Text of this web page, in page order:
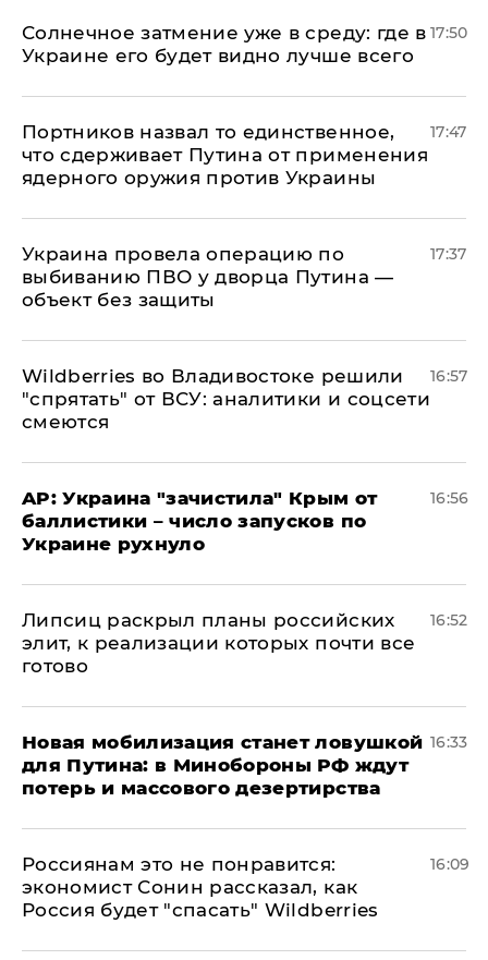
​Солнечное затмение уже в среду: где в
Украине его будет видно лучше всего
17:50
Портников назвал то единственное,
что сдерживает Путина от применения
ядерного оружия против Украины
17:47
Украина провела операцию по
выбиванию ПВО у дворца Путина —
объект без защиты
17:37
Wildberries во Владивостоке решили
"спрятать" от ВСУ: аналитики и соцсети
смеются
16:57
AP: Украина "зачистила" Крым от
баллистики – число запусков по
Украине рухнуло
16:56
Липсиц раскрыл планы российских
элит, к реализации которых почти все
готово
16:52
​Новая мобилизация станет ловушкой
для Путина: в Минобороны РФ ждут
потерь и массового дезертирства
16:33
Россиянам это не понравится:
экономист Сонин рассказал, как
Россия будет "спасать" Wildberries
16:09